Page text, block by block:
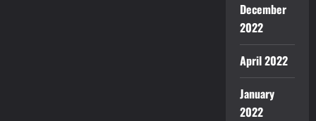
December
2022
April 2022
January
2022